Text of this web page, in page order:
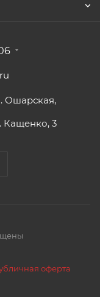
Ошарская,
Кащенко, 3
оферта